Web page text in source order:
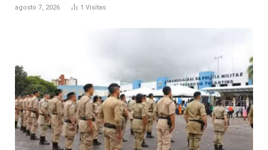
agosto 7, 2026 1 Visitas